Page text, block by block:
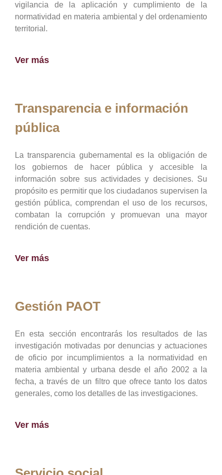
vigilancia de la aplicación y cumplimiento de la
normatividad en materia ambiental y del ordenamiento
territorial.
Ver más
Transparencia e información
pública
La transparencia gubernamental es la obligación de
los gobiernos de hacer pública y accesible la
información sobre sus actividades y decisiones. Su
propósito es permitir que los ciudadanos supervisen la
gestión pública, comprendan el uso de los recursos,
combatan la corrupción y promuevan una mayor
rendición de cuentas.
Ver más
Gestión PAOT
En esta sección encontrarás los resultados de las
investigación motivadas por denuncias y actuaciones
de oficio por incumplimientos a la normatividad en
materia ambiental y urbana desde el año 2002 a la
fecha, a través de un filtro que ofrece tanto los datos
generales, como los detalles de las investigaciones.
Ver más